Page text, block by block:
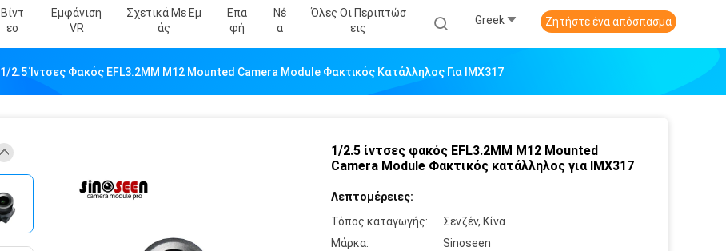
Βίντ
Εο
Εμφάνιση
VR
Σχετικά Με Εμ
Άς
Επα
Φή
Νέ
Α
Όλες Οι Περιπτώσ
Εις
Greek Ζητήστε ένα απόσπασμα
1/2.5 Ίντσες Φακός EFL3.2MM M12 Mounted Camera Module Φακτικός Κατάλληλος Για IMX317
1/2.5 ίντσες φακός EFL3.2MM M12 Mounted
Camera Module Φακτικός κατάλληλος για IMX317
Λεπτομέρειες:
Τόπος καταγωγής:
Σενζέν, Κίνα
Μάρκα:
Sinoseen